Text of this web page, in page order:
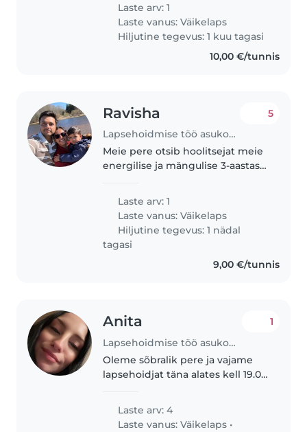
seltsiv. Kõige rohkem meeldib
talle praegu oma Hot Wheelsi..
Laste arv: 1
Laste vanus:Väikelaps
Hiljutine tegevus: 1 kuu tagasi
10,00 €/tunnis
Ravisha
Lapsehoidmise töö asukohas Tallinn
5
Meie pere otsib hoolitsejat meie
energilise ja mängulise 3-aastase
lemmikloomadega toimetulek.
Meie poiss on väga
uudishimuline, seega..
Laste arv: 1
Laste vanus:Väikelaps
Hiljutine tegevus: 1 nädal
tagasi
9,00 €/tunnis
Anita
Lapsehoidmise töö asukohas Tartu
1
Oleme sõbralik pere ja vajame
lapsehoidjat täna alates kell 19.00
inimest.
Laste arv: 4
Laste vanus:Väikelaps •